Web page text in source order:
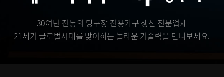
30여년 전통의 당구장 전용가구 생산 전문업체
21세기 글로벌시대를 맞이하는 놀라운 기술력을 만나보세요.